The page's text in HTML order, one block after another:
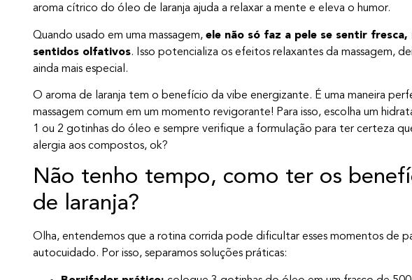
aroma cítrico do óleo de laranja ajuda a relaxar a mente e eleva o humor.
Quando usado em uma massagem, ele não só faz a pele se sentir
sentidos olfativos. Isso potencializa os efeitos relaxantes da massagem,
ainda mais especial.
O aroma de laranja tem o benefício da vibe energizante. É uma maneira
massagem comum em um momento revigorante! Para isso, escolha um
1 ou 2 gotinhas do óleo e sempre verifique a formulação para ter certeza
alergia aos compostos, ok?
Não tenho tempo, como ter os
de laranja?
Olha, entendemos que a rotina corrida pode dificultar esses momentos de
autocuidado. Por isso, separamos soluções práticas: